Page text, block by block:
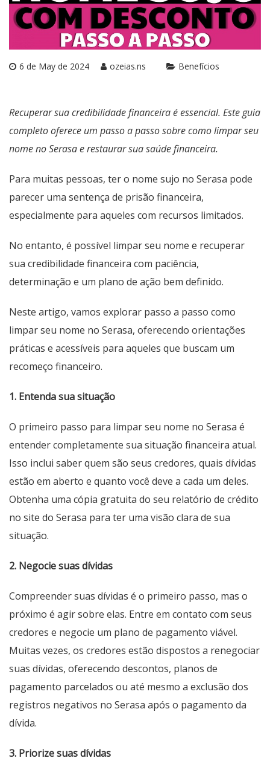
6 de May de 2024 ozeias.ns Benefícios
Recuperar sua credibilidade financeira é essencial. Este guia
completo oferece um passo a passo sobre como limpar seu
nome no Serasa e restaurar sua saúde financeira.
Para muitas pessoas, ter o nome sujo no Serasa pode
parecer uma sentença de prisão financeira,
especialmente para aqueles com recursos limitados.
No entanto, é possível limpar seu nome e recuperar
sua credibilidade financeira com paciência,
determinação e um plano de ação bem definido.
Neste artigo, vamos explorar passo a passo como
limpar seu nome no Serasa, oferecendo orientações
práticas e acessíveis para aqueles que buscam um
recomeço financeiro.
1. Entenda sua situação
O primeiro passo para limpar seu nome no Serasa é
entender completamente sua situação financeira atual.
Isso inclui saber quem são seus credores, quais dívidas
estão em aberto e quanto você deve a cada um deles.
Obtenha uma cópia gratuita do seu relatório de crédito
no site do Serasa para ter uma visão clara de sua
situação.
2. Negocie suas dívidas
Compreender suas dívidas é o primeiro passo, mas o
próximo é agir sobre elas. Entre em contato com seus
credores e negocie um plano de pagamento viável.
Muitas vezes, os credores estão dispostos a renegociar
suas dívidas, oferecendo descontos, planos de
pagamento parcelados ou até mesmo a exclusão dos
registros negativos no Serasa após o pagamento da
dívida.
3. Priorize suas dívidas